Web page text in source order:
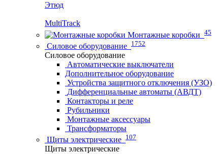
Этюд
MultiTrack
Монтажные коробки 45
Силовое оборудование 1752
Силовое оборудование
Автоматические выключатели
Дополнительное оборудование
Устройства защитного отключения (УЗО)
Дифференциальные автоматы (АВДТ)
Контакторы и реле
Рубильники
Монтажные аксессуары
Трансформаторы
Щиты электрические 107
Щиты электрические